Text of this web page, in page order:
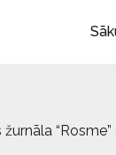
žurnāla